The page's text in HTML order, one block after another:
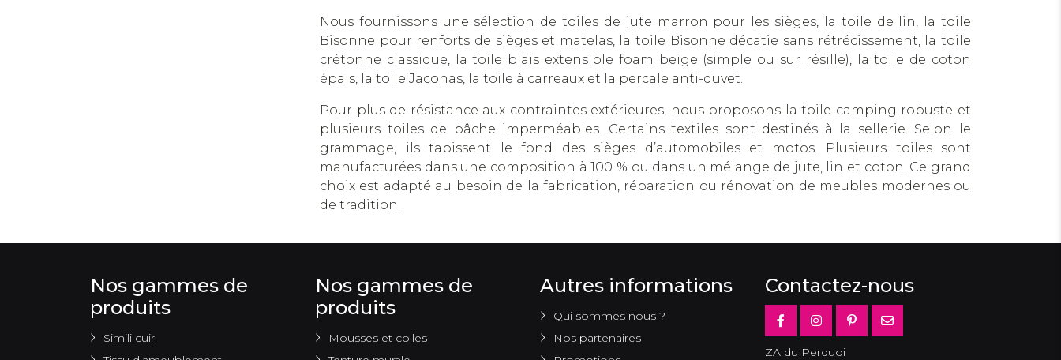
Nous fournissons une sélection de toiles de jute marron pour les sièges, la toile de lin, la toile
Bisonne pour renforts de sièges et matelas, la toile Bisonne décatie sans rétrécissement, la toile
crétonne classique, la toile biais extensible foam beige (simple ou sur résille), la toile de coton
épais, la toile Jaconas, la toile à carreaux et la percale anti-duvet.
Pour plus de résistance aux contraintes extérieures, nous proposons la toile camping robuste et
plusieurs toiles de bâche imperméables. Certains textiles sont destinés à la sellerie. Selon le
grammage, ils tapissent le fond des sièges d’automobiles et motos. Plusieurs toiles sont
manufacturées dans une composition à 100 % ou dans un mélange de jute, lin et coton. Ce grand
choix est adapté au besoin de la fabrication, réparation ou rénovation de meubles modernes ou
de tradition.
Nos gammes de
produits
Simili cuir
Nos gammes de
produits
Mousses et colles
Autres informations
Qui sommes nous ?
Nos partenaires
Contactez-nous
ZA du Perquoi